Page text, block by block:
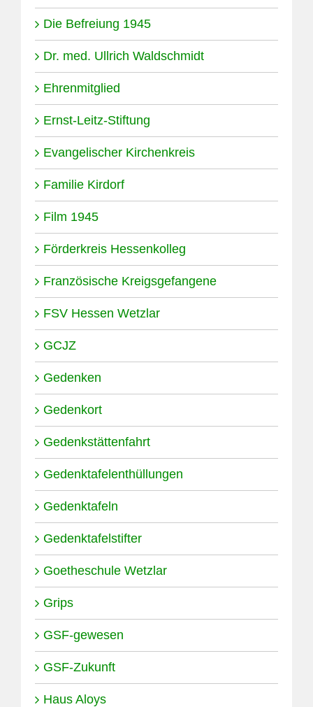
Die Befreiung 1945
Dr. med. Ullrich Waldschmidt
Ehrenmitglied
Ernst-Leitz-Stiftung
Evangelischer Kirchenkreis
Familie Kirdorf
Film 1945
Förderkreis Hessenkolleg
Französische Kreigsgefangene
FSV Hessen Wetzlar
GCJZ
Gedenken
Gedenkort
Gedenkstättenfahrt
Gedenktafelenthüllungen
Gedenktafeln
Gedenktafelstifter
Goetheschule Wetzlar
Grips
GSF-gewesen
GSF-Zukunft
Haus Aloys